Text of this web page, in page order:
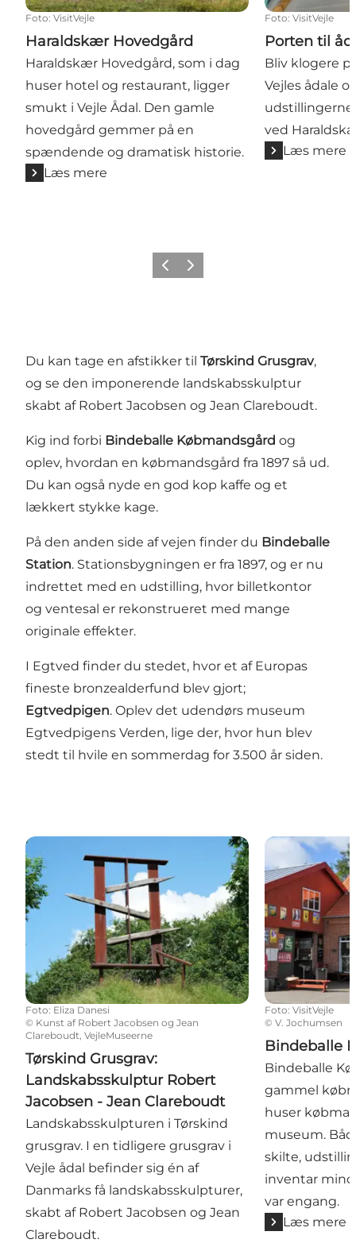
Foto: VisitVejle
Haraldskær Hovedgård
Haraldskær Hovedgård, som i dag
huser hotel og restaurant, ligger
smukt i Vejle Ådal. Den gamle
hovedgård gemmer på en
spændende og dramatisk historie.
Læs mere
Foto: VisitVejle
Porten til
Bliv klogere
Vejles ådale
ved
Læs mere
ForrigeNæste
Du kan tage en afstikker til Tørskind Grusgrav,
og se den imponerende landskabsskulptur
skabt af Robert Jacobsen og Jean Clareboudt.
Kig ind forbi Bindeballe Købmandsgård og
oplev, hvordan en købmandsgård fra 1897 så ud.
Du kan også nyde en god kop kaffe og et
lækkert stykke kage.
På den anden side af vejen finder du Bindeballe
Station. Stationsbygningen er fra 1897, og er nu
indrettet med en udstilling, hvor billetkontor
og ventesal er rekonstrueret med mange
originale effekter.
I Egtved finder du stedet, hvor et af Europas
fineste bronzealderfund blev gjort;
Egtvedpigen. Oplev det udendørs museum
Egtvedpigens Verden, lige der, hvor hun blev
stedt til hvile en sommerdag for 3.500 år siden.
Tørskind Grusgrav: Landskabsskulptur Robert
Foto: Eliza Danesi
© Kunst af Robert Jacobsen og Jean
Clareboudt, VejleMuseerne
Tørskind Grusgrav:
Landskabsskulptur Robert
Jacobsen - Jean Clareboudt
Landskabsskulpturen i Tørskind
grusgrav. I en tidligere grusgrav i
Vejle ådal befinder sig én af
Danmarks få landskabsskulpturer,
skabt af Robert Jacobsen og Jean
Clareboudt.
Bindeballe
Foto: VisitVejle
©V. Jochumsen
Bindeballe
Bindeballe
gammel
huser
museum.
skilte,
inventar
var engang.
Læs mere